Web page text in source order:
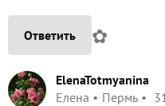
Ответить ✿
ElenaTotmyanina
Елена
Пермь